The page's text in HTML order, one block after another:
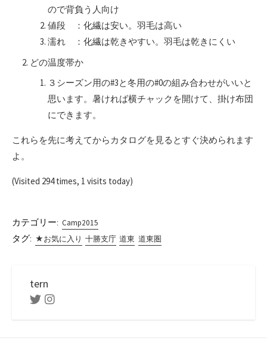
ので背負う人向け
値段 ：化繊は安い。羽毛は高い
濡れ ：化繊は乾きやすい。羽毛は乾きにくい
どの温度帯か
３シーズン用の#3と冬用の#0の組み合わせがいいと
思います。暑ければ横チャックを開けて、掛け布団
にできます。
これらを先に考えてからカタログを見るとすぐ決められます
よ。
(Visited 294 times, 1 visits today)
カテゴリー: Camp2015
タグ: ★お気に入り 十勝支庁 道東 道東圏
tern
TwitterInstagram